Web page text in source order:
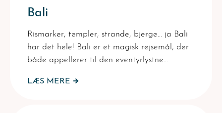
Bali
Rismarker, templer, strande, bjerge... ja Bali
har det hele! Bali er et magisk rejsemål, der
både appellerer til den eventyrlystne…
LÆS MERE